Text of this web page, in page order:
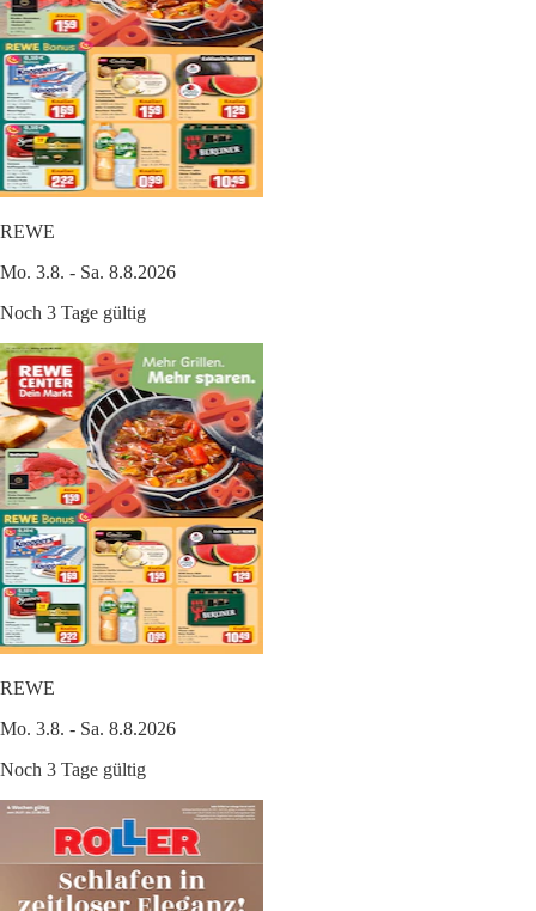
REWE
Mo. 3.8. - Sa. 8.8.2026
Noch 3 Tage gültig
REWE
Mo. 3.8. - Sa. 8.8.2026
Noch 3 Tage gültig